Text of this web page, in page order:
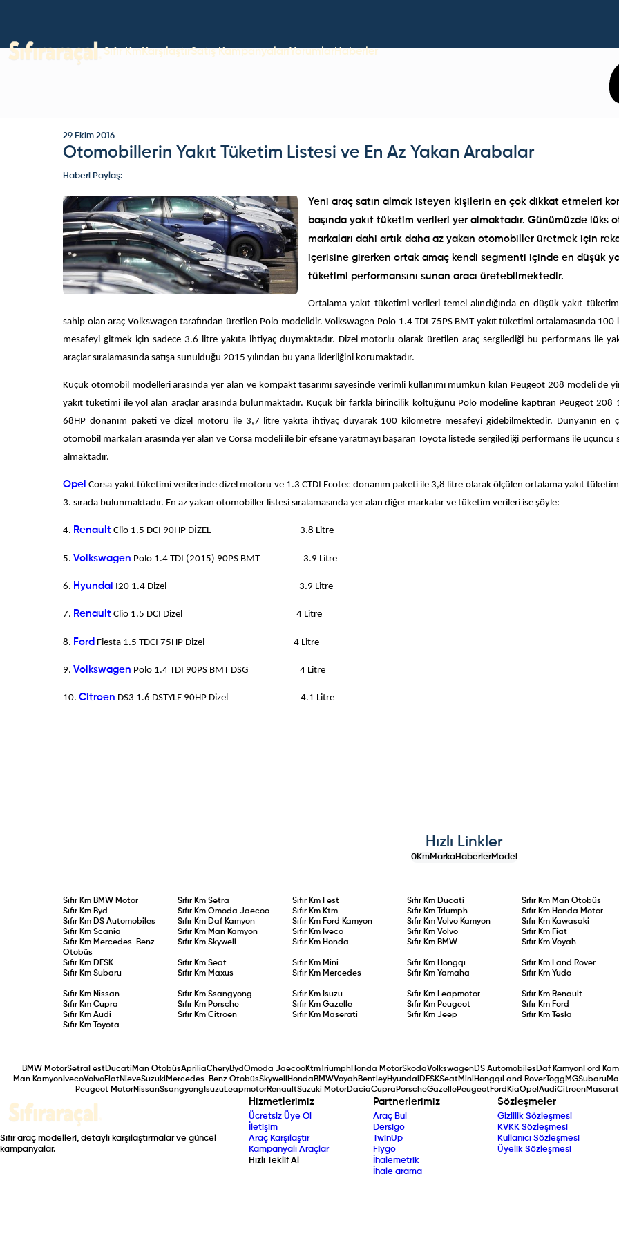
Sıfır KmKarşılaştırSatış KampanyalarıYorumlarHaberler
29 Ekim 2016
Otomobillerin Yakıt Tüketim Listesi ve En Az Yakan Arabalar
Haberi Paylaş:
Yeni araç satın almak isteyen kişilerin en çok dikkat etmeleri
başında yakıt tüketim verileri yer almaktadır. Günümüzde lüks
markaları dahi artık daha az yakan otomobiller üretmek için
içerisine girerken ortak amaç kendi segmenti içinde en düşük
tüketimi performansını sunan aracı üretebilmektedir.
Ortalama yakıt tüketimi verileri temel alındığında en düşük yakıt
sahip olan araç Volkswagen tarafından üretilen Polo modelidir. Volkswagen Polo 1.4 TDI 75PS BMT yakıt tüketimi ortalamasında 100
mesafeyi gitmek için sadece 3.6 litre yakıta ihtiyaç duymaktadır. Dizel motorlu olarak üretilen araç sergilediği bu performans ile
araçlar sıralamasında satışa sunulduğu 2015 yılından bu yana liderliğini korumaktadır.
Küçük otomobil modelleri arasında yer alan ve kompakt tasarımı sayesinde verimli kullanımı mümkün kılan Peugeot 208 modeli de
yakıt tüketimi ile yol alan araçlar arasında bulunmaktadır. Küçük bir farkla birincilik koltuğunu Polo modeline kaptıran Peugeot 208
68HP donanım paketi ve dizel motoru ile 3,7 litre yakıta ihtiyaç duyarak 100 kilometre mesafeyi gidebilmektedir. Dünyanın en
otomobil markaları arasında yer alan ve Corsa modeli ile bir efsane yaratmayı başaran Toyota listede sergilediği performans ile üçüncü
almaktadır.
Opel Corsa yakıt tüketimi verilerinde dizel motoru ve 1.3 CTDI Ecotec donanım paketi ile 3,8 litre olarak ölçülen ortalama yakıt
3. sırada bulunmaktadır. En az yakan otomobiller listesi sıralamasında yer alan diğer markalar ve tüketim verileri ise şöyle:
4. Renault Clio 1.5 DCI 90HP DİZEL 3.8 Litre
5.Volkswagen Polo 1.4 TDI (2015) 90PS BMT 3.9 Litre
6. Hyundai I20 1.4 Dizel 3.9 Litre
7. Renault Clio 1.5 DCI Dizel 4 Litre
8. Ford Fiesta 1.5 TDCI 75HP Dizel 4 Litre
9.Volkswagen Polo 1.4 TDI 90PS BMT DSG 4 Litre
10.Citroen DS3 1.6 DSTYLE 90HP Dizel 4.1 Litre
Hızlı Linkler
0KmMarkaHaberlerModel
Sıfır Km BMW Motor Sıfır KmSetra Sıfır Km Fest Sıfır Km Ducati Sıfır Km Man Otobüs
Sıfır Km Byd Sıfır KmOmoda Jaecoo Sıfır Km Ktm Sıfır Km Triumph Sıfır Km Honda Motor
Sıfır Km DS Automobiles Sıfır Km Daf Kamyon Sıfır Km Ford Kamyon Sıfır Km Volvo Kamyon Sıfır Km Kawasaki
Sıfır KmScania Sıfır Km Man Kamyon Sıfır Km Iveco Sıfır Km Volvo Sıfır Km Fiat
Sıfır Km Mercedes-Benz
Otobüs
Sıfır KmSkywell Sıfır Km Honda Sıfır Km BMW Sıfır Km Voyah
Sıfır Km DFSK Sıfır KmSeat Sıfır Km Mini Sıfır Km Hongqı Sıfır Km Land Rover
Sıfır KmSubaru Sıfır Km Maxus Sıfır Km Mercedes Sıfır Km Yamaha Sıfır Km Yudo
Sıfır Km Nissan Sıfır KmSsangyong Sıfır Km Isuzu Sıfır Km Leapmotor Sıfır Km Renault
Sıfır KmCupra Sıfır Km Porsche Sıfır KmGazelle Sıfır Km Peugeot Sıfır Km Ford
Sıfır KmAudi Sıfır KmCitroen Sıfır Km Maserati Sıfır Km Jeep Sıfır Km Tesla
Sıfır Km
Toyota
BMW MotorSetra FestDucati Man OtobüsApriliaCheryBydOmoda JaecooKtmTriumphHonda MotorSkodaVolkswagenDS Automobiles Daf KamyonFord
Man KamyonIvecoVolvoFiatNieveSuzuki Mercedes-Benz OtobüsSkywell Honda BMWVoyahBentleyHyundai DFSKSeatMini Hongqı Land RoverTogg MGSubaru
Peugeot MotorNissanSsangyong IsuzuLeapmotorRenaultSuzuki MotorDaciaCupra PorscheGazellePeugeotFord KiaOpel AudiCitroen
Sıfır araç modelleri, detaylı karşılaştırmalar ve güncel
kampanyalar.
Hizmetlerimiz
Ücretsiz Üye Ol
İletişim
Araç Karşılaştır
Kampanyalı Araçlar
Hızlı Teklif Al
Partnerlerimiz
Araç Bul
Dersigo
TwinUp
Fiygo
İhalemetrik
İhale arama
Sözleşmeler
Gizlilik Sözleşmesi
KVKK Sözleşmesi
Kullanıcı Sözleşmesi
Üyelik Sözleşmesi